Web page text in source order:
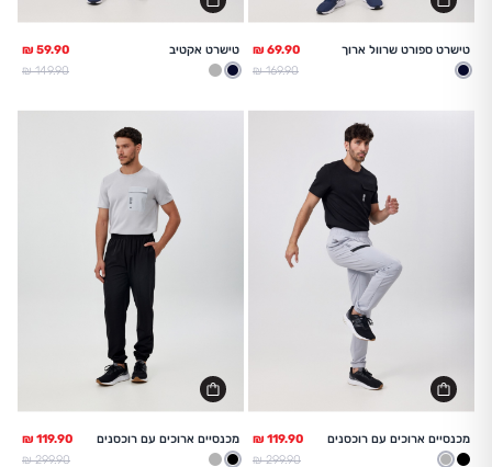
טישרט ספורט שרוול ארוך
נייבי
מחיר מלא
169.90 ₪
טישרט אקטיב
נייביאפור בהיר
מחיר מלא
149.90 ₪
מכנסיים ארוכים עם רוכסנים
מחיר מלא
299.90 ₪
מכנסיים ארוכים עם רוכסנים
מחיר מלא
299.90 ₪